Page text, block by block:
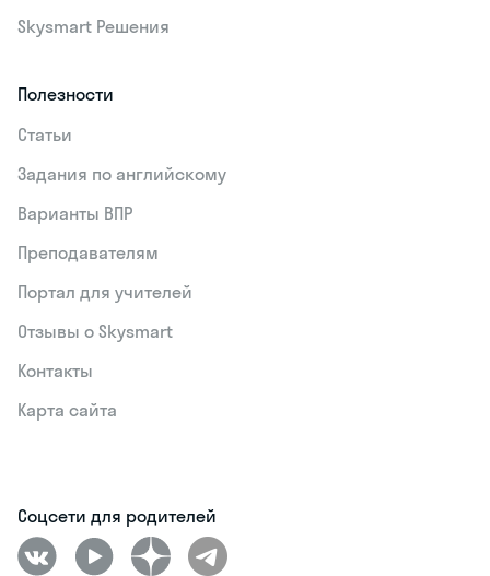
Skysmart Решения
Полезности
Статьи
Задания по английскому
Варианты ВПР
Преподавателям
Портал для учителей
Отзывы о Skysmart
Контакты
Карта сайта
Соцсети для родителей